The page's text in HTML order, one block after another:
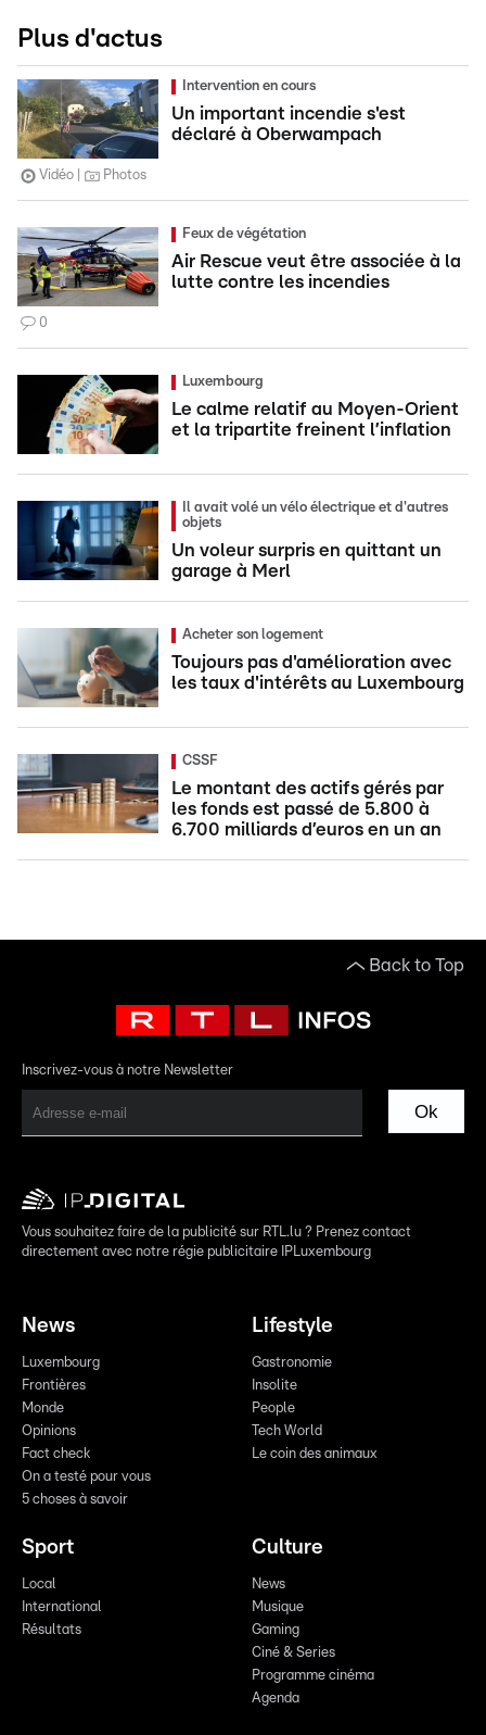
Plus d'actus
Intervention en cours
Un important incendie s'est
déclaré à Oberwampach
Vidéo Photos
Feux de végétation
Air Rescue veut être associée à la
lutte contre les incendies
0
Luxembourg
Le calme relatif au Moyen-Orient
et la tripartite freinent l’inflation
Il avait volé un vélo électrique et d'autres
objets
Un voleur surpris en quittant un
garage à Merl
Acheter son logement
Toujours pas d'amélioration avec
les taux d'intérêts au Luxembourg
CSSF
Le montant des actifs gérés par
les fonds est passé de 5.800 à
6.700 milliards d’euros en un an
Back to Top
Inscrivez-vous à notre Newsletter
Ok
Vous souhaitez faire de la publicité sur RTL.lu ? Prenez contact
directement avec notre régie publicitaire IPLuxembourg
News
Luxembourg
Frontières
Monde
Opinions
Fact check
On a testé pour vous
5 choses à savoir
Lifestyle
Gastronomie
Insolite
People
Tech World
Le coin des animaux
Sport
Local
International
Résultats
Culture
News
Musique
Gaming
Ciné & Series
Programme cinéma
Agenda